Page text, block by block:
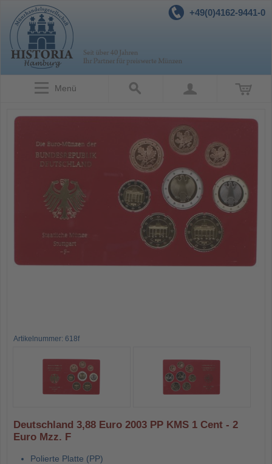
+49(0)4162-9441-0
Menü
Artikelnummer: 618f
Deutschland 3,88 Euro 2003 PP KMS 1 Cent - 2
Euro Mzz. F
Polierte Platte (PP)